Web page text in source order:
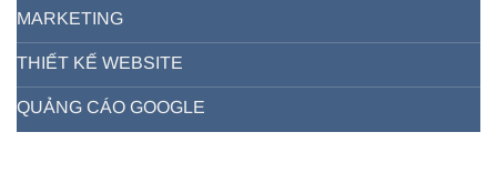
MARKETING
THIẾT KẾ WEBSITE
QUẢNG CÁO GOOGLE